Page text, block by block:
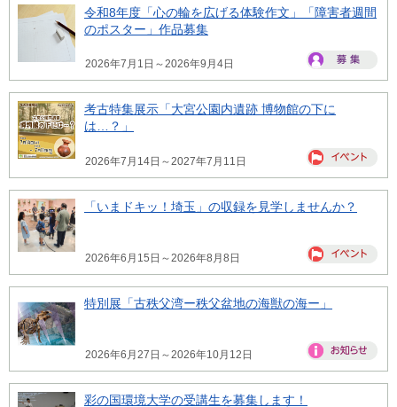
令和8年度「心の輪を広げる体験作文」「障害者週間
のポスター」作品募集
2026年7月1日～2026年9月4日
考古特集展示「大宮公園内遺跡 博物館の下に
は…？」
2026年7月14日～2027年7月11日
「いまドキッ！埼玉」の収録を見学しませんか？
2026年6月15日～2026年8月8日
特別展「古秩父湾ー秩父盆地の海獣の海ー」
2026年6月27日～2026年10月12日
彩の国環境大学の受講生を募集します！